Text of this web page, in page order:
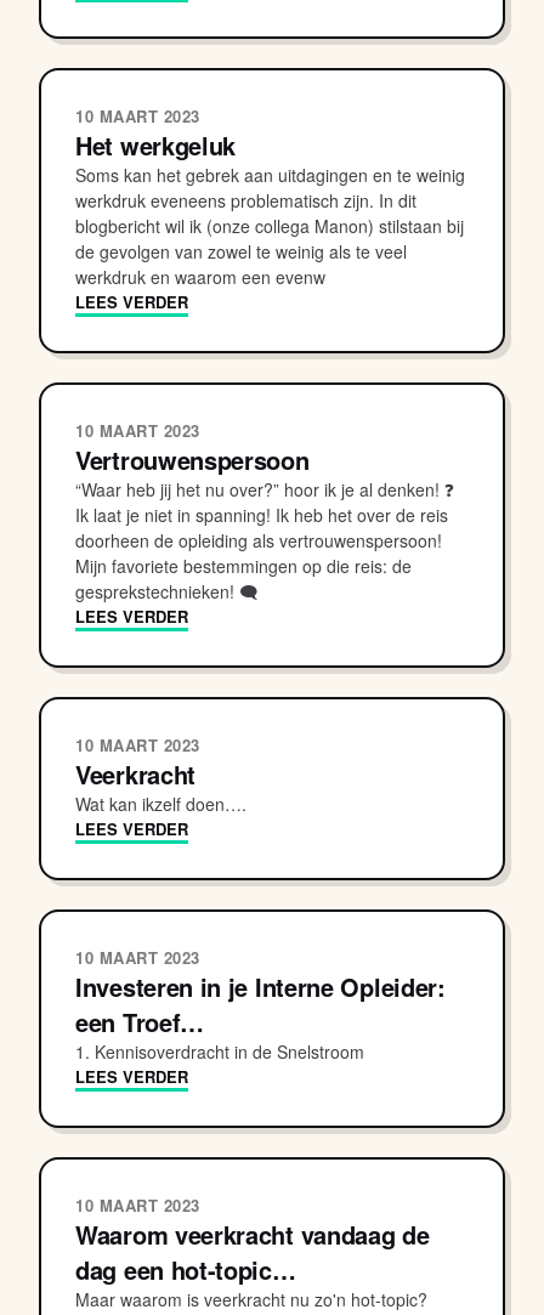
10 MAART 2023
Het werkgeluk
Soms kan het gebrek aan uitdagingen en te weinig
werkdruk eveneens problematisch zijn. In dit
blogbericht wil ik (onze collega Manon) stilstaan bij
de gevolgen van zowel te weinig als te veel
werkdruk en waarom een evenw
LEES VERDER
10 MAART 2023
Vertrouwenspersoon
“Waar heb jij het nu over?” hoor ik je al denken! ❓
Ik laat je niet in spanning! Ik heb het over de reis
doorheen de opleiding als vertrouwenspersoon!
Mijn favoriete bestemmingen op die reis: de
gesprekstechnieken! 🗨
LEES VERDER
10 MAART 2023
Veerkracht
Wat kan ikzelf doen….
LEES VERDER
10 MAART 2023
Investeren in je Interne Opleider:
een Troef…
1. Kennisoverdracht in de Snelstroom
LEES VERDER
10 MAART 2023
Waarom veerkracht vandaag de
dag een hot-topic…
Maar waarom is veerkracht nu zo'n hot-topic?